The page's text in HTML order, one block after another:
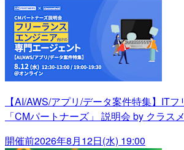
【AI/AWS/アプリ/データ案件特集】IT
「CMパートナーズ」 説明会 by クラス
開催前2026年8月12日(水) 19:00